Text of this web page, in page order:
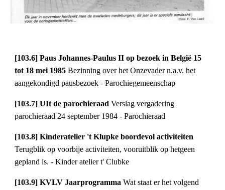
[103.6] Paus Johannes-Paulus II op bezoek in België 15
tot 18 mei 1985 Bezinning over het Onzevader n.a.v. het
aangekondigd pausbezoek - Parochiegemeenschap
[103.7] UIt de parochieraad Verslag vergadering
parochieraad 24 september 1984 - Parochieraad
Terugblik op voorbije activiteiten, vooruitblik op hetgeen
gepland is. - Kinder atelier t' Clubke
[103.9] KVLV Jaarprogramma Wat staat er het volgend